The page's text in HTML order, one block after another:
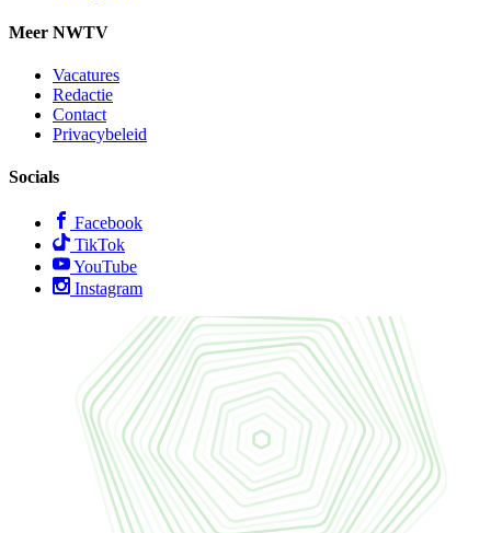
Meer NWTV
Vacatures
Redactie
Contact
Privacybeleid
Socials
Facebook
TikTok
YouTube
Instagram